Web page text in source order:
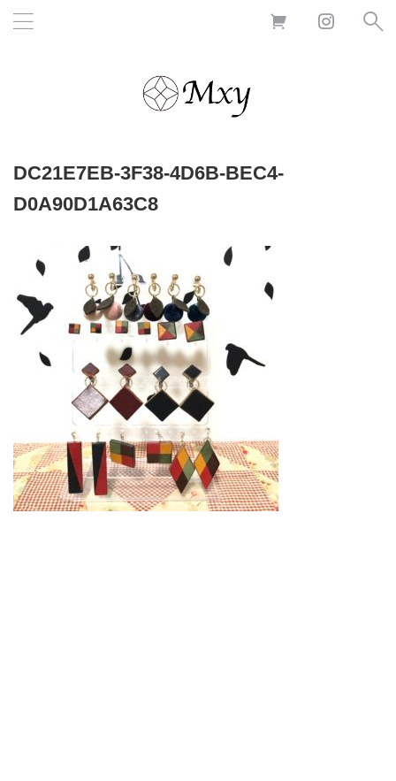
DC21E7EB-3F38-4D6B-BEC4-
D0A90D1A63C8